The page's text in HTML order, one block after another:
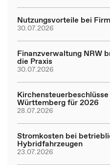
Nutzungsvorteile bei
30.07.2026
Finanzverwaltung NRW
die Praxis
30.07.2026
Württemberg für 2026
28.07.2026
Stromkosten bei
Hybridfahrzeugen
23.07.2026